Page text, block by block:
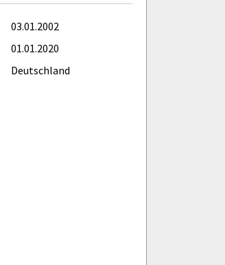
03.01.2002
01.01.2020
Deutschland